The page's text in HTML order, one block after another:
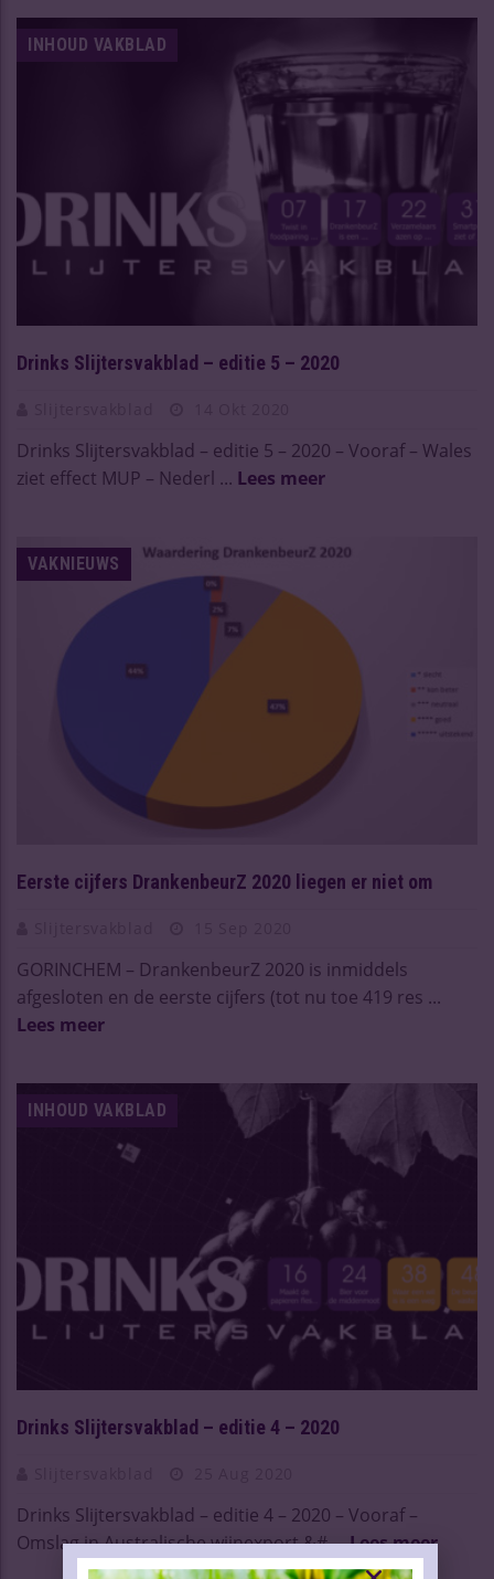
INHOUD VAKBLAD
Drinks Slijtersvakblad – editie 5 – 2020
Drinks Slijtersvakblad – editie 5 – 2020 – Vooraf – Wales
ziet effect MUP – Nederl ... Lees meer
VAKNIEUWS
Eerste cijfers DrankenbeurZ 2020 liegen er niet om
GORINCHEM – DrankenbeurZ 2020 is inmiddels
afgesloten en de eerste cijfers (tot nu toe 419 res ...
Lees meer
INHOUD VAKBLAD
Drinks Slijtersvakblad – editie 4 – 2020
Drinks Slijtersvakblad – editie 4 – 2020 – Vooraf –
Omslag in Australische wijnexport &# ...Lees meer